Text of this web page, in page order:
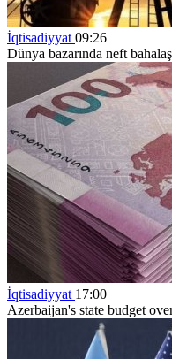
İqtisadiyyat 09:26
Dünya bazarında neft
İqtisadiyyat 17:00
Azerbaijan's state budget